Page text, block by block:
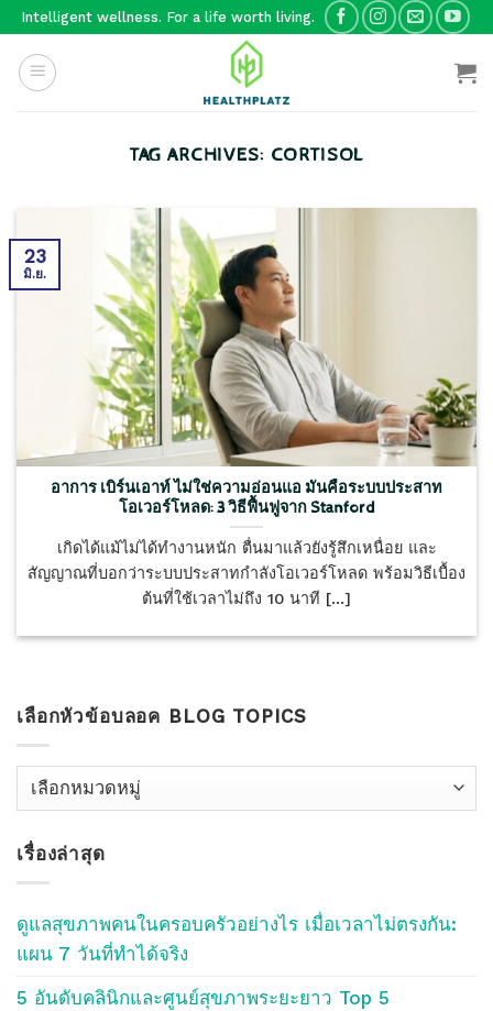
Skip
content
Intelligent wellness. For a life worth living.
TAG ARCHIVES: CORTISOL
อาการ เบิร์นเอาท์ ไม่ใช่ความอ่อนแอ มันคือระบบประสาท
โอเวอร์โหลด: 3 วิธีฟื้นฟูจาก Stanford
เกิดได้แม้ไม่ได้ทำงานหนัก ตื่นมาแล้วยังรู้สึกเหนื่อย และ
สัญญาณที่บอกว่าระบบประสาทกำลังโอเวอร์โหลด พร้อมวิธีเบื้อง
ต้นที่ใช้เวลาไม่ถึง 10 นาที [...]
23
มิ.ย.
เลือกหัวข้อบลอค BLOG TOPICS
เลือก
บลอค
Blog
เรื่องล่าสุด
ดูแลสุขภาพคนในครอบครัวอย่างไร เมื่อเวลาไม่ตรงกัน:
แผน 7 วันที่ทำได้จริง
5 อันดับคลินิกและศูนย์สุขภาพระยะยาว Top 5